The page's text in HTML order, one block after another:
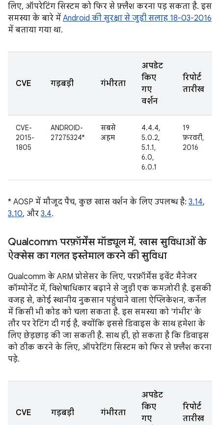
लिए, ऑपरेटिंग सिस्टम को फिर से फ़्लैश करना पड़ सकता है. इस
समस्या के बारे में Android की सुरक्षा से जुड़ी सलाह 18-03-2016
में बताया गया था.
CVE गड़बड़ी गंभीरता
अपडेट
किए
गए
वर्शन
रिपोर्ट
तारीख
CVE-
2015-
1805
ANDROID-
27275324*
सबसे
अहम
4.4.4,
5.0.2,
5.1.1,
6.0,
6.0.1
19
फ़रवरी,
2016
* AOSP में मौजूद पैच, कुछ खास वर्शन के लिए उपलब्ध है: 3.14,
3.10, और 3.4.
Qualcomm परफ़ॉर्मेंस मॉड्यूल में, खास सुविधाओं के
ऐक्सेस का गलत इस्तेमाल करने की सुविधा
Qualcomm के ARM प्रोसेसर के लिए, परफ़ॉर्मेंस इवेंट मैनेजर
कॉम्पोनेंट में, विशेषाधिकार बढ़ाने से जुड़ी एक कमज़ोरी है. इसकी
वजह से, कोई स्थानीय नुकसान पहुंचाने वाला ऐप्लिकेशन, कर्नेल
में किसी भी कोड को चला सकता है. इस समस्या को 'गंभीर' के
तौर पर रेटिंग दी गई है, क्योंकि इससे डिवाइस के साथ हमेशा के
लिए छेड़छाड़ की जा सकती है. साथ ही, हो सकता है कि डिवाइस
को ठीक करने के लिए, ऑपरेटिंग सिस्टम को फिर से फ़्लैश करना
पड़े.
CVE गड़बड़ी गंभीरता
अपडेट
किए
गए
रिपोर्ट
तारीख